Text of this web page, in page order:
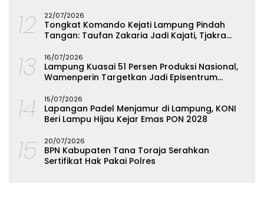
12 22/07/2026
Tongkat Komando Kejati Lampung Pindah
Tangan: Taufan Zakaria Jadi Kajati, Tjakra
13 16/07/2026
Lampung Kuasai 51 Persen Produksi Nasional,
Wamenperin Targetkan Jadi Episentrum
14 15/07/2026
Lapangan Padel Menjamur di Lampung, KONI
Beri Lampu Hijau Kejar Emas PON 2028
15 20/07/2026
BPN Kabupaten Tana Toraja Serahkan
Sertifikat Hak Pakai Polres